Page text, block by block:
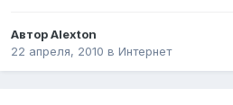
АвторAlexton
22 апреля, 2010 в Интернет